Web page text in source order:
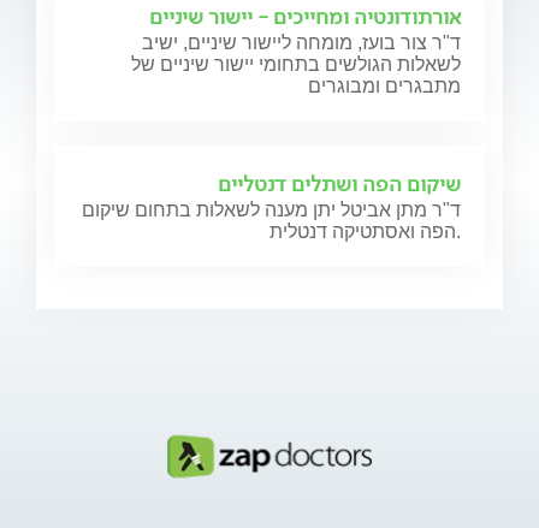
אורתודונטיה ומחייכים - יישור שיניים
ד"ר צור בועז, מומחה ליישור שיניים, ישיב
לשאלות הגולשים בתחומי יישור שיניים של
מתבגרים ומבוגרים
שיקום הפה ושתלים דנטליים
ד"ר מתן אביטל יתן מענה לשאלות בתחום שיקום
הפה ואסתטיקה דנטלית.